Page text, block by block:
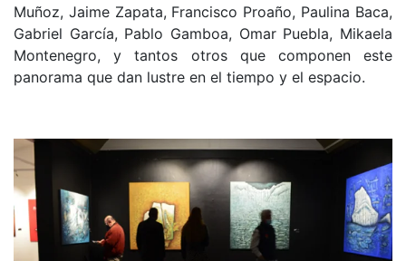
Muñoz, Jaime Zapata, Francisco Proaño, Paulina Baca,
Gabriel García, Pablo Gamboa, Omar Puebla, Mikaela
Montenegro, y tantos otros que componen este
panorama que dan lustre en el tiempo y el espacio.